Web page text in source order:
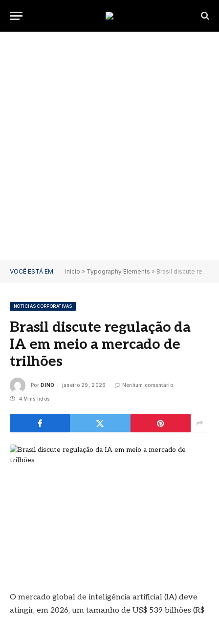
VOCÊ ESTÁ EM: Início » Typography Elements » Brasil discute regulação da IA em meio a mercado de trilhões
NOTÍCIAS CORPORATIVAS
Brasil discute regulação da
IA em meio a mercado de
trilhões
Por DINO janeiro 29, 2026 Nenhum comentário
4 Mins lidos
O mercado global de inteligência artificial (IA) deve
atingir, em 2026, um tamanho de US$ 539 bilhões (R$